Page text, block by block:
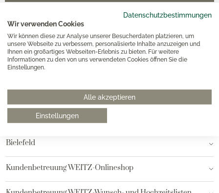
Datenschutzbestimmungen
Wir verwenden Cookies
Wir können diese zur Analyse unserer Besucherdaten platzieren, um
unsere Webseite zu verbessern, personalisierte Inhalte anzuzeigen und
Ihnen ein großartiges Webseiten-Erlebnis zu bieten. Für weitere
Informationen zu den von uns verwendeten Cookies öffnen Sie die
Einstellungen.
Alle akzeptieren
Einstellungen
Unsere Häuser
Hannover
Hamburg am Neuen Wall
Hamburg AEZ
Bielefeld
Kundenbetreuung WEITZ-Onlineshop